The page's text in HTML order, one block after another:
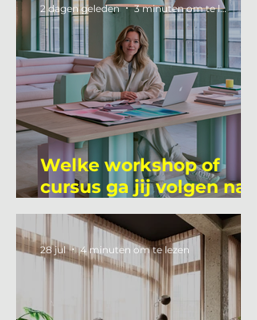
Welke workshop of
cursus ga jij volgen na
je vakantie?
2 dagen geleden 3 minuten om te lezen
28 jul 4 minuten om te lezen